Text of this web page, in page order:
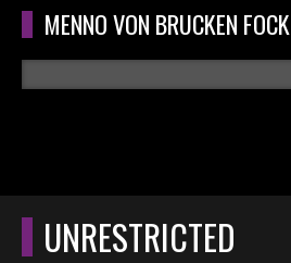
Overslaan en naar de algemene inhoud gaan
MENNO VON BRUCKEN FOCK
ZOEKVELD
HOOFDMENU HOME
CURRICULUM
UNRESTRICTED